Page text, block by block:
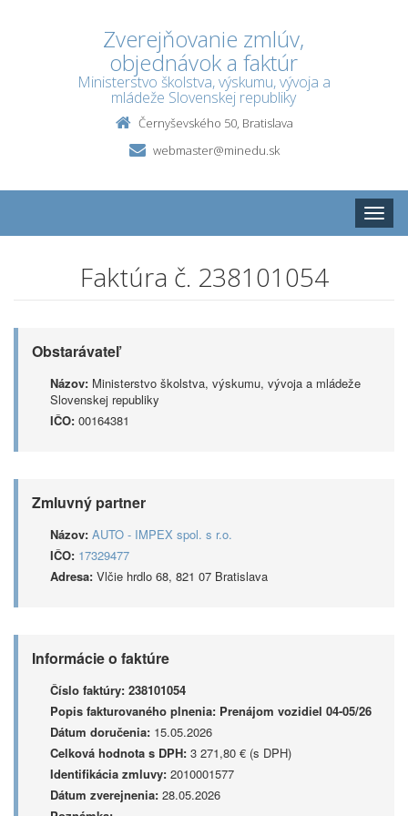
Zverejňovanie zmlúv,
objednávok a faktúr
Ministerstvo školstva, výskumu, vývoja a
mládeže Slovenskej republiky
Černyševského 50, Bratislava
webmaster@minedu.sk
Toggle
Faktúra č. 238101054
Obstarávateľ
Názov: Ministerstvo školstva, výskumu, vývoja a mládeže
Slovenskej republiky
IČO: 00164381
Zmluvný partner
Názov: AUTO - IMPEX spol. s r.o.
IČO: 17329477
Adresa: Vlčie hrdlo 68, 821 07 Bratislava
Informácie o faktúre
Číslo faktúry: 238101054
Popis fakturovaného plnenia: Prenájom vozidiel 04-05/26
Dátum doručenia: 15.05.2026
Celková hodnota s DPH: 3 271,80 € (s DPH)
Identifikácia zmluvy: 2010001577
Dátum zverejnenia: 28.05.2026